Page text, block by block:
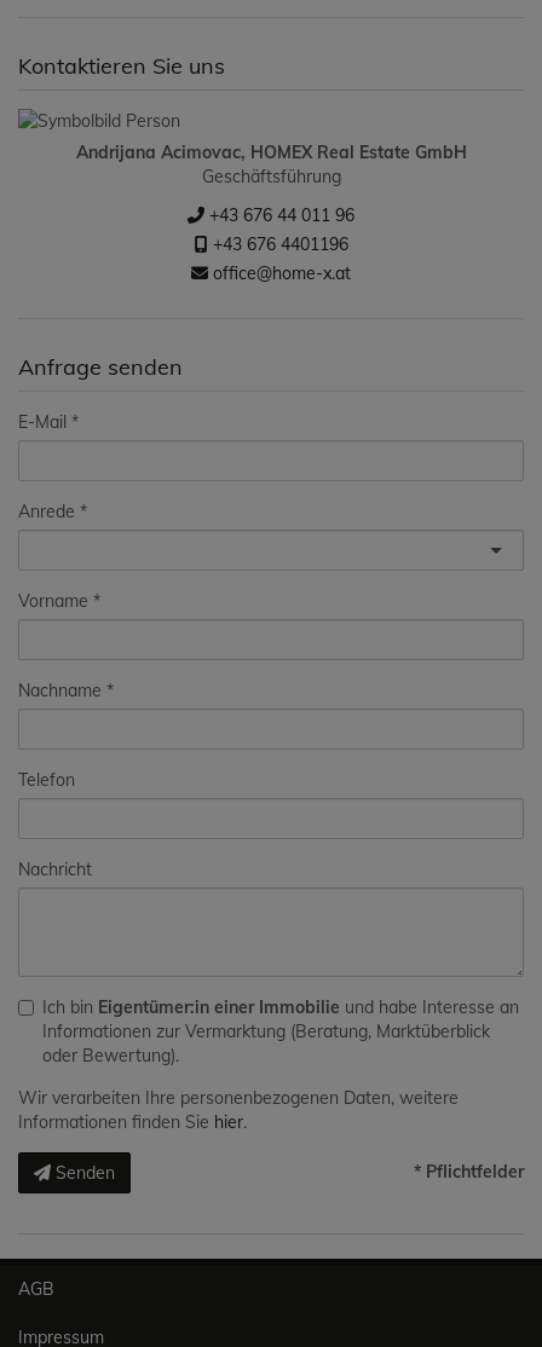
Kontaktieren Sie uns
Andrijana Acimovac, HOMEX Real Estate GmbH
Geschäftsführung
+43 676 44 011 96
+43 676 4401196
office@home-x.at
Anfrage senden
E-Mail
Anrede
Vorname
Nachname
Telefon
Nachricht
Ich bin Eigentümer:in einer Immobilie und habe Interesse an
Informationen zur Vermarktung (Beratung, Marktüberblick
oder Bewertung).
Wir verarbeiten Ihre personenbezogenen Daten, weitere
Informationen finden Sie hier.
Senden * Pflichtfelder
AGB
Impressum